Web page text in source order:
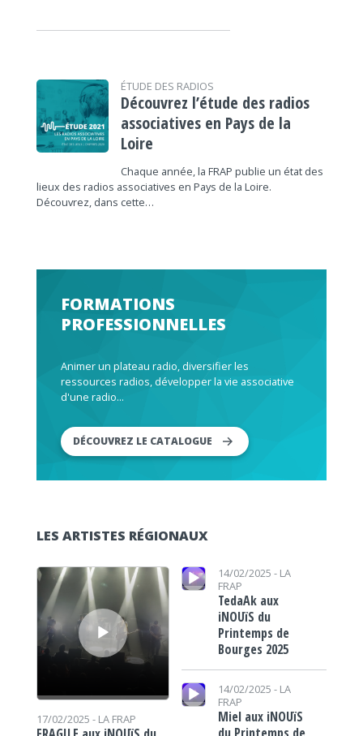
ÉTUDE DES RADIOS
Découvrez l’étude des radios
associatives en Pays de la
Loire
Chaque année, la FRAP publie un état des
lieux des radios associatives en Pays de la Loire.
Découvrez, dans cette…
FORMATIONS
PROFESSIONNELLES
Animer un plateau radio, diversifier les
ressources radios, développer la vie associative
d'une radio...
DÉCOUVREZ LE CATALOGUE
LES ARTISTES RÉGIONAUX
Lecteur audio
17/02/2025 - LA FRAP
Lecteur audio 14/02/2025 - LA
FRAP
TedaAk aux
iNOUïS du
Printemps de
Bourges 2025
Lecteur audio
14/02/2025 - LA
FRAP
Miel aux iNOUïS